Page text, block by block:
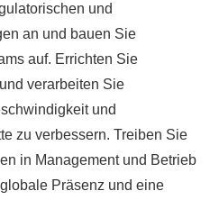
und
an und bauen Sie
auf. Errichten Sie
verarbeiten Sie
und
zu verbessern. Treiben Sie
in Management und Betrieb
Präsenz und eine